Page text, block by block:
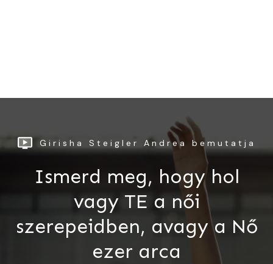
Girisha Steigler Andrea bemutatja
Ismerd meg, hogy hol
vagy TE a női
szerepeidben, avagy a Nő
ezer arca